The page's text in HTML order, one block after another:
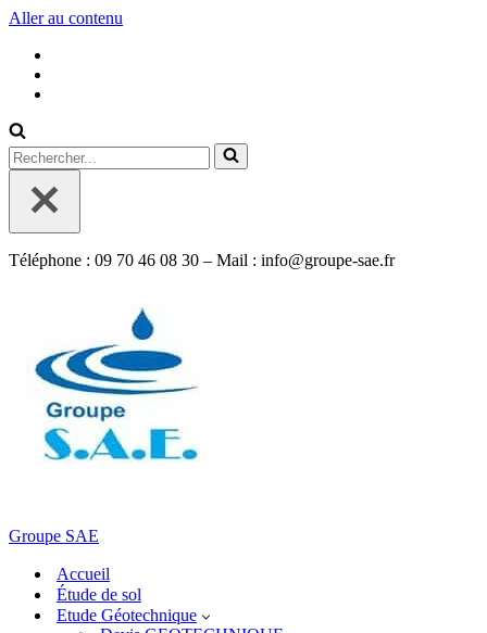
Aller au contenu
Rechercher...
Téléphone : 09 70 46 08 30 – Mail : info@groupe-sae.fr
Groupe SAE
Accueil
Étude de sol
Etude Géotechnique